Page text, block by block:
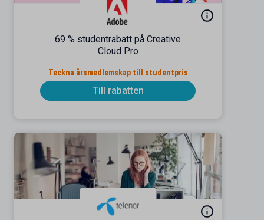
69 % studentrabatt på Creative
Cloud Pro
Teckna årsmedlemskap till studentpris
Till rabatten